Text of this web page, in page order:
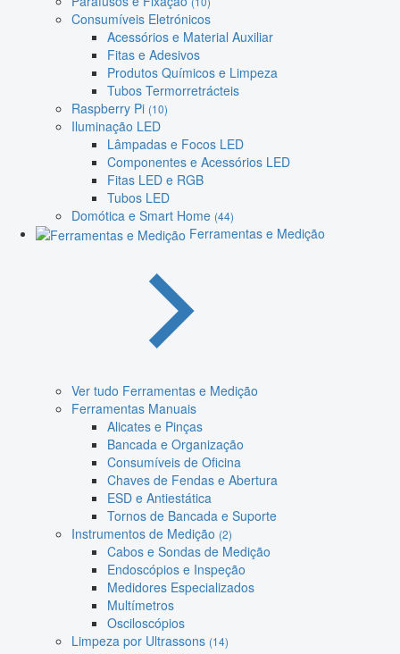
Consumíveis Eletrónicos
Acessórios e Material Auxiliar
Fitas e Adesivos
Produtos Químicos e Limpeza
Tubos Termorretrácteis
Raspberry Pi (10)
Iluminação LED
Lâmpadas e Focos LED
Componentes e Acessórios LED
Fitas LED e RGB
Tubos LED
Domótica e Smart Home (44)
Ferramentas e Medição
Ver tudo Ferramentas e Medição
Ferramentas Manuais
Alicates e Pinças
Bancada e Organização
Consumíveis de Oficina
Chaves de Fendas e Abertura
ESD e Antiestática
Tornos de Bancada e Suporte
Instrumentos de Medição (2)
Cabos e Sondas de Medição
Endoscópios e Inspeção
Medidores Especializados
Multímetros
Osciloscópios
Limpeza por Ultrassons (14)